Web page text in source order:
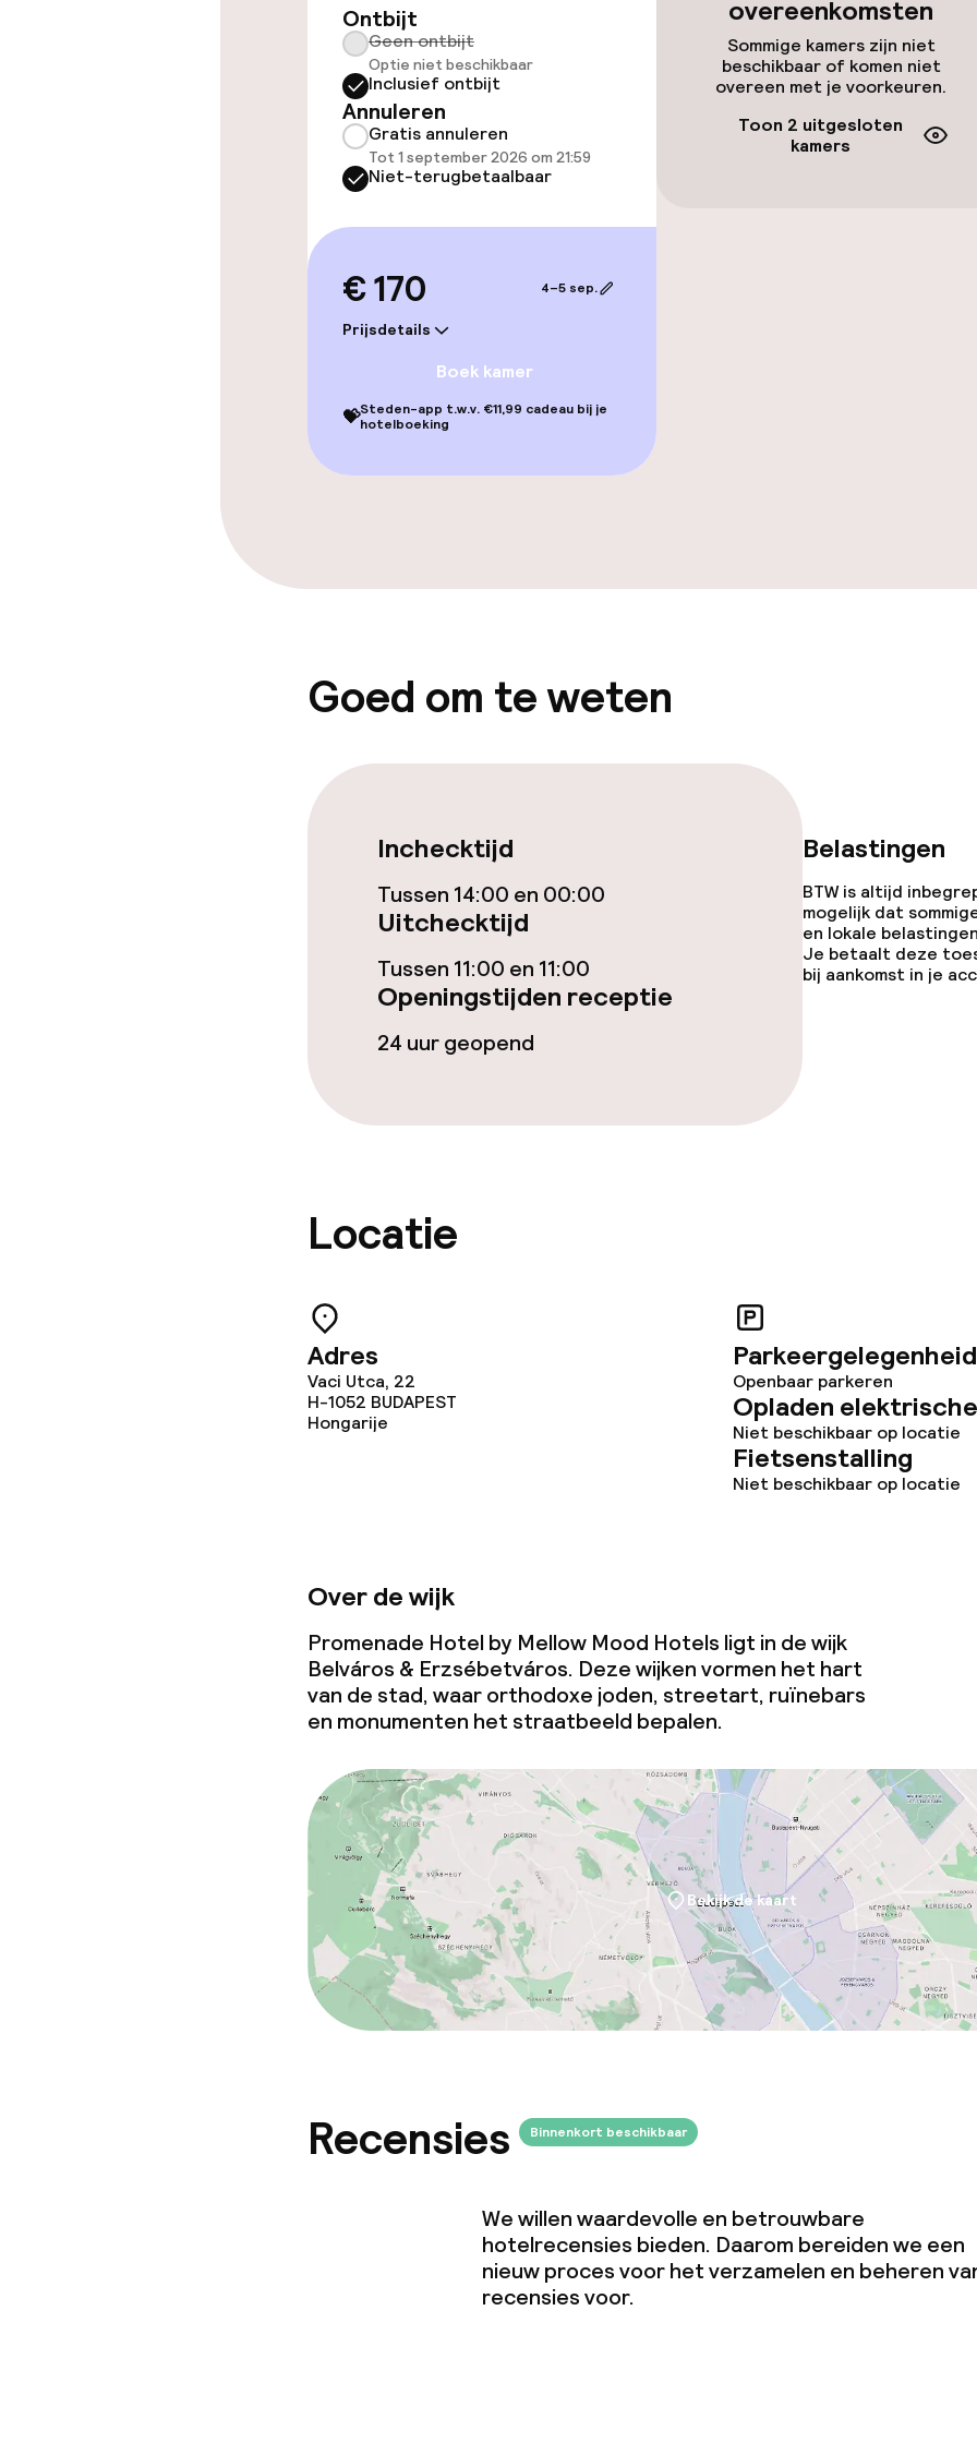
Voor toegankelijkheid
geoptimaliseerde kamers
beschikbaar
Entertainment
Eet- en drinkdiensten
Overal rookvrij
feesten niet toegestaan
Ontbijt
Geen ontbijt
Optie niet beschikbaar
Inclusief ontbijt
Annuleren
Gratis annuleren
Tot 1 september 2026 om 21:59
Niet-terugbetaalbaar
€ 170
Prijsdetails
4–5 sep.
Boek kamer
💝Steden-app t.w.v. €11,99 cadeau bij je
hotelboeking
overeenkomsten
Sommige kamers zijn niet
beschikbaar of komen niet
overeen met je voorkeuren.
Toon 2 uitgesloten
kamers
Goed om te weten
Inchecktijd
Tussen 14:00 en 00:00
Uitchecktijd
Tussen 11:00 en 11:00
Openingstijden receptie
24 uur geopend
Belastingen
BTW is altijd
mogelijk dat
en lokale
Je betaalt deze
bij aankomst in je
Locatie
Adres
Vaci Utca, 22
H-1052 BUDAPEST
Hongarije
Parkeergelegenheid
Openbaar parkeren
Opladen
Niet beschikbaar op locatie
Fietsenstalling
Niet beschikbaar op locatie
Over de wijk
Promenade Hotel by Mellow Mood Hotels ligt in de wijk
Belváros & Erzsébetváros. Deze wijken vormen het hart
van de stad, waar orthodoxe joden, streetart, ruïnebars
en monumenten het straatbeeld bepalen.
Bekijk de kaart
Recensies Binnenkort beschikbaar
We willen waardevolle en betrouwbare
hotelrecensies bieden. Daarom bereiden we een
nieuw proces voor het verzamelen en beheren
recensies voor.